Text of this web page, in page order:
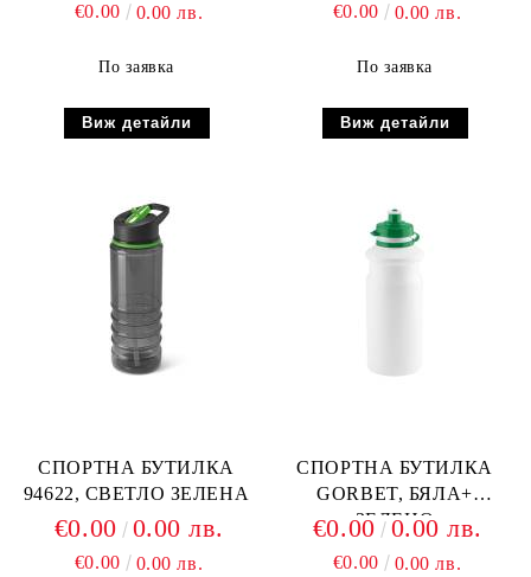
€0.00 0.00 лв.
По заявка
Виж детайли
€0.00 0.00 лв.
По заявка
Виж детайли
СПОРТНА БУТИЛКА
94622, СВЕТЛО ЗЕЛЕНА
€0.00 0.00 лв.
€0.00 0.00 лв.
СПОРТНА БУТИЛКА
GORBET, БЯЛА+
ЗЕЛЕНО
€0.00 0.00 лв.
€0.00 0.00 лв.